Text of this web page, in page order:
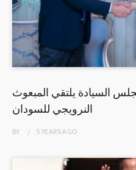
السيادة يلتقي المبعوث
النرويجي للسودان
BY 5 YEARSAGO